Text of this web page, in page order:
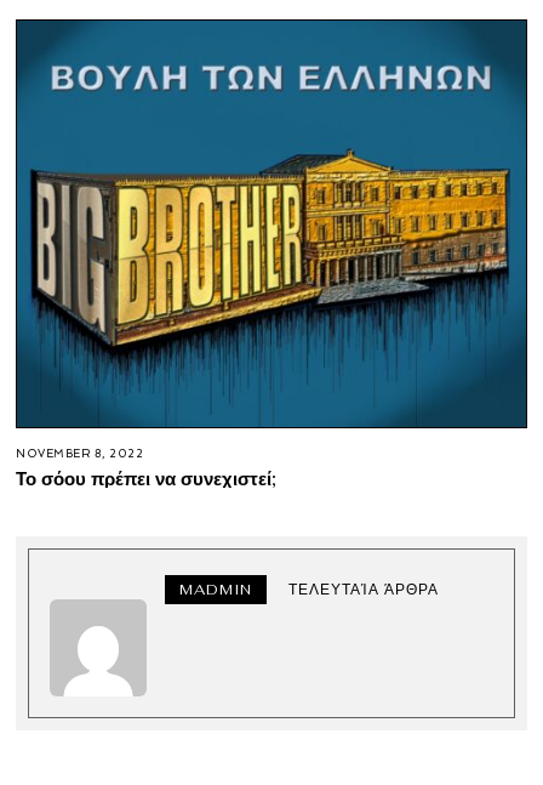
NOVEMBER 8, 2022
Το σόου πρέπει να συνεχιστεί;
MADMIN ΤΕΛΕΥΤΑΊΑ ΆΡΘΡΑ